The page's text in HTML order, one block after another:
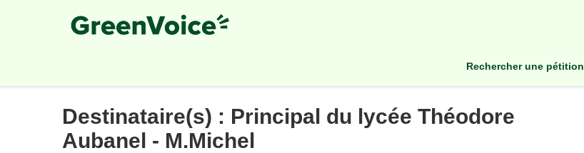
rechercher une pétition
Destinataire(s) : Principal du lycée Théodore
Aubanel - M.Michel